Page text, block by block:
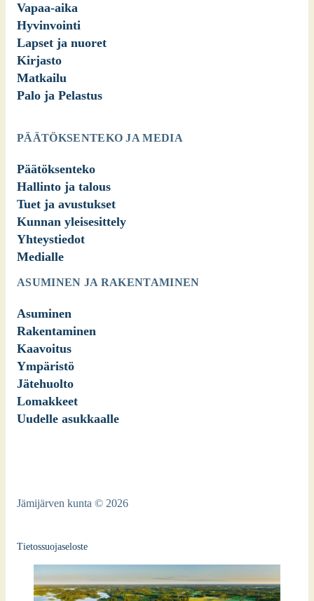
Vapaa-aika
Hyvinvointi
Lapset ja nuoret
Kirjasto
Matkailu
Palo ja Pelastus
PÄÄTÖKSENTEKO JA MEDIA
Päätöksenteko
Hallinto ja talous
Tuet ja avustukset
Kunnan yleisesittely
Yhteystiedot
Medialle
ASUMINEN JA RAKENTAMINEN
Asuminen
Rakentaminen
Kaavoitus
Ympäristö
Jätehuolto
Lomakkeet
Uudelle asukkaalle
Jämijärven kunta © 2026
Tietossuojaseloste